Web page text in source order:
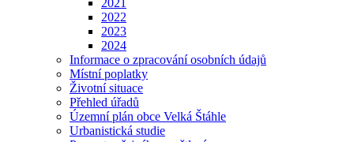
2021
2022
2023
2024
Informace o zpracování osobních údajů
Místní poplatky
Životní situace
Přehled úřadů
Územní plán obce Velká Štáhle
Urbanistická studie